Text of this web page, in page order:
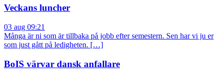
Veckans luncher
03 aug 09:21
Många är ni som är tillbaka på jobb efter semestern. Sen har vi ju er
som just gått på ledigheten. […]
BoIS värvar dansk anfallare